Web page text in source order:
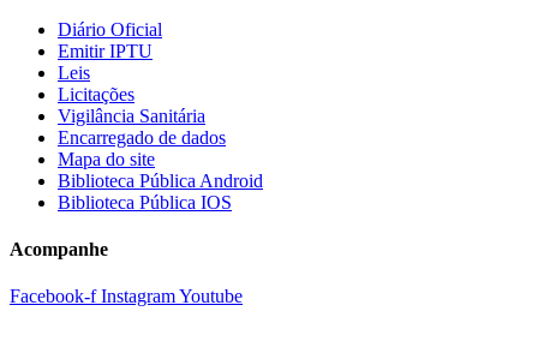
Diário Oficial
Emitir IPTU
Leis
Licitações
Vigilância Sanitária
Encarregado de dados
Mapa do site
Biblioteca Pública Android
Biblioteca Pública IOS
Acompanhe
Facebook-f InstagramYoutube